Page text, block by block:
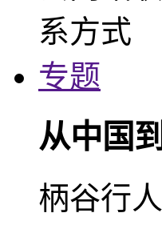
专题
从中国
柄谷行